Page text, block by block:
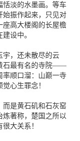
恬淡的水墨画。等车
始振作起来，只见对
座高大楼阁的长屋檐
设中。
宇，还未散尽的云
石最有名的寺院——
率顺口溜：山巅一寺
心生罪念！
而是黄石矶和石灰窑
炼著称，楚国之所以
大关系！